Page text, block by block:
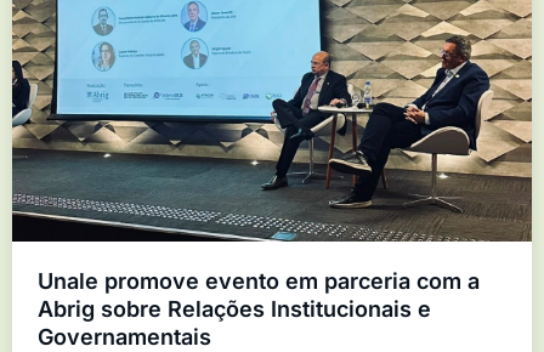
Unale promove evento em parceria com a
Abrig sobre Relações Institucionais e
Governamentais